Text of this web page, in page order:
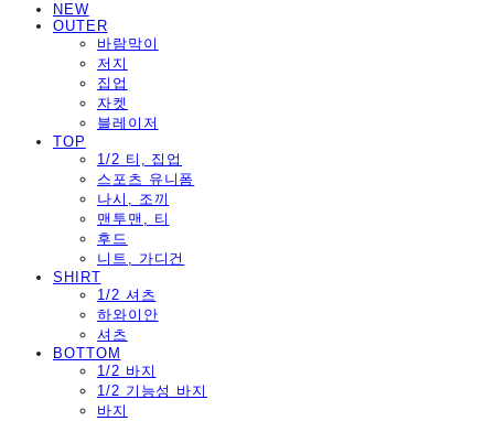
NEW
OUTER
바람막이
저지
집업
자켓
블레이저
TOP
1/2 티, 집업
스포츠 유니폼
나시, 조끼
맨투맨, 티
후드
니트, 가디건
SHIRT
1/2 셔츠
하와이안
셔츠
BOTTOM
1/2 바지
1/2 기능성 바지
바지